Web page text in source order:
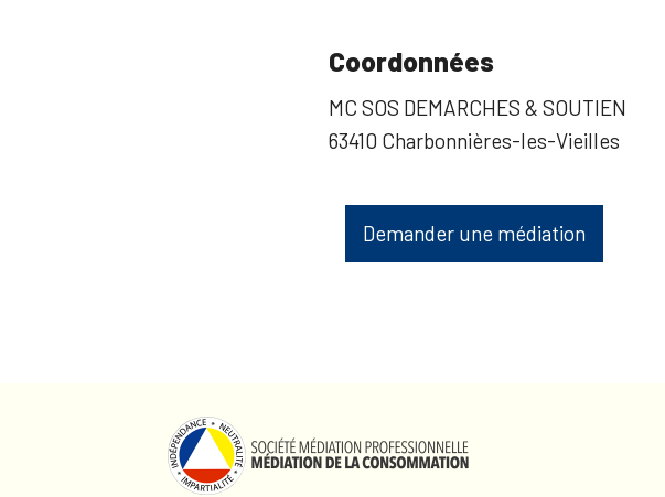
Coordonnées
MC SOS DEMARCHES & SOUTIEN
63410 Charbonnières-les-Vieilles
Demander une médiation